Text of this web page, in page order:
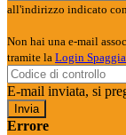
all'indirizzo indicato
Non hai una e-mail
tramite la Login
E-mail inviata, si
Errore